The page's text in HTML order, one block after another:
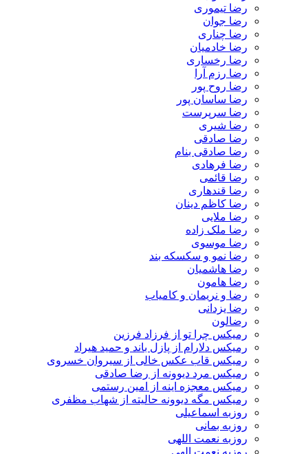
رضا تیموری
رضا جوان
رضا چناری
رضا خادمیان
رضا رخساری
رضا رزم آرا
رضا روح پور
رضا ساسان پور
رضا سرپرست
رضا شیری
رضا صادقی
رضا صادقی بنام
رضا فرهادی
رضا قائمی
رضا قندهاری
رضا کاظم دینان
رضا ملایی
رضا ملک زاده
رضا موسوی
رضا نمو و سکسکه بند
رضا هاشمیان
رضا هامون
رضا و نریمان و کامیاب
رضا یزدانی
رضالون
رمیکس چرا تو از فرزاد فرزین
رمیکس دلارام از پازل باند و حمید هیراد
رمیکس قاب عکس خالی از سیروان خسروی
رمیکس مرد دیوونه از رضا صادقی
رمیکس معجزه اینه از امین رستمی
رمیکس مگه دیوونه حالیته از شهاب مظفری
روزبه اسماعیلی
روزبه بمانی
روزبه نعمت اللهی